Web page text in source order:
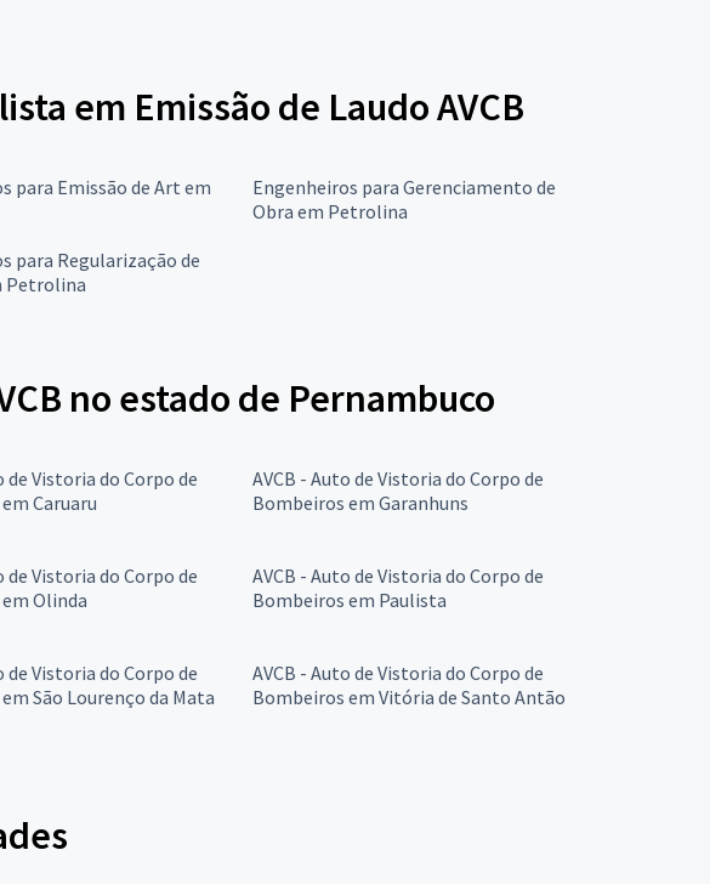
em Emissão de Laudo AVCB
para Emissão de Art em
Engenheiros para Gerenciamento de
Obra em Petrolina
para Regularização de
Petrolina
no estado de Pernambuco
de Vistoria do Corpo de
Caruaru
AVCB - Auto de Vistoria do Corpo de
Bombeiros em Garanhuns
de Vistoria do Corpo de
Olinda
AVCB - Auto de Vistoria do Corpo de
Bombeiros em Paulista
de Vistoria do Corpo de
São Lourenço da Mata
AVCB - Auto de Vistoria do Corpo de
Bombeiros em Vitória de Santo Antão